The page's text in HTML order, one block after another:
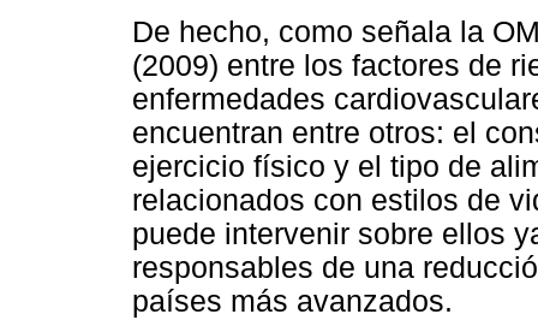
De hecho, como señala la
(2009) entre los factores de
enfermedades
encuentran entre otros: el
ejercicio físico y el tipo de
relacionados con estilos de
puede intervenir sobre ellos
responsables de una
países más avanzados.